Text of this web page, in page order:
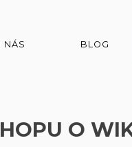
NÁS BLOG
O